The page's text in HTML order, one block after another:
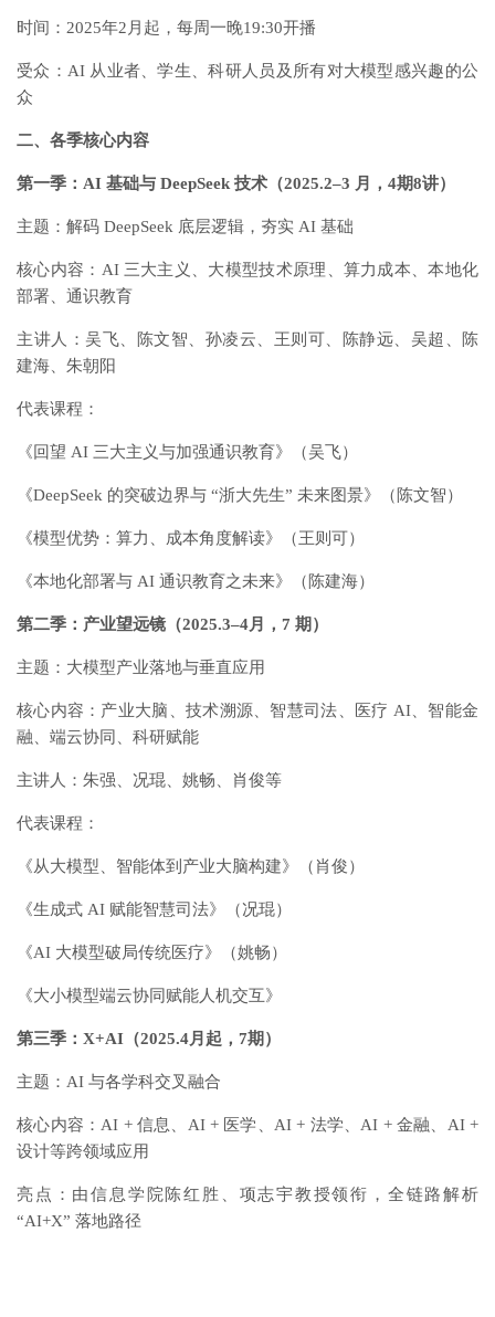
时间：2025年2月起，每周一晚19:30开播
受众：AI 从业者、学生、科研人员及所有对大模型感兴趣的公
众
二、各季核心内容
第一季：AI 基础与 DeepSeek 技术（2025.2–3 月，4期8讲）
主题：解码 DeepSeek 底层逻辑，夯实 AI 基础
核心内容：AI 三大主义、大模型技术原理、算力成本、本地化
部署、通识教育
主讲人：吴飞、陈文智、孙凌云、王则可、陈静远、吴超、陈
建海、朱朝阳
代表课程：
《回望 AI 三大主义与加强通识教育》（吴飞）
《DeepSeek 的突破边界与 “浙大先生” 未来图景》（陈文智）
《模型优势：算力、成本角度解读》（王则可）
《本地化部署与 AI 通识教育之未来》（陈建海）
第二季：产业望远镜（2025.3–4月，7 期）
主题：大模型产业落地与垂直应用
核心内容：产业大脑、技术溯源、智慧司法、医疗 AI、智能金
融、端云协同、科研赋能
主讲人：朱强、况琨、姚畅、肖俊等
代表课程：
《从大模型、智能体到产业大脑构建》（肖俊）
《生成式 AI 赋能智慧司法》（况琨）
《AI 大模型破局传统医疗》（姚畅）
《大小模型端云协同赋能人机交互》
第三季：X+AI（2025.4月起，7期）
主题：AI 与各学科交叉融合
核心内容：AI + 信息、AI + 医学、AI + 法学、AI + 金融、AI +
设计等跨领域应用
亮点：由信息学院陈红胜、项志宇教授领衔，全链路解析
“AI+X” 落地路径